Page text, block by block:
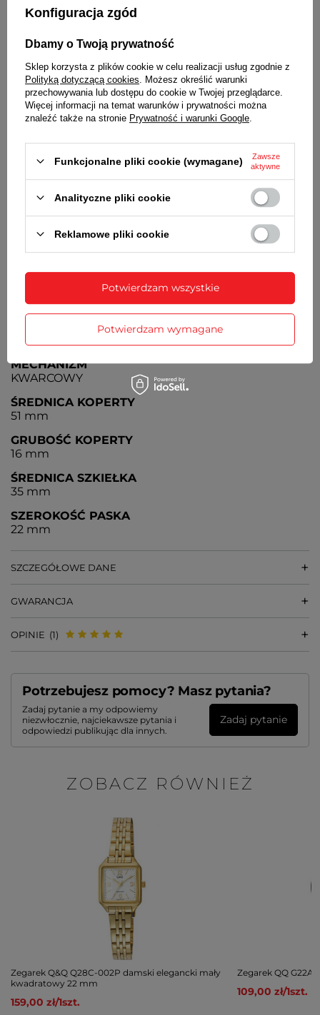
W pełni automatyczny kalendarz uwzględniający
lata przestępne
ALARM
5 niezależnych alarmów
Stoper z dokładnością do 1/100 sekundy, zakres
pomiaru do 24 godzin
PACEMAKER / METRONOM
Sygnał tempa (pomaga w utrzymaniu równego
tempa podczas ćwiczeń). 10 zdefiniowanych
ustawień
Odliczanie czasu wstecz
BATERIA
Czas działania zegarka bez konieczności wymiany
baterii - 3 lata
MECHANIZM
KWARCOWY
ŚREDNICA KOPERTY
51 mm
GRUBOŚĆ KOPERTY
16 mm
ŚREDNICA SZKIEŁKA
35 mm
SZEROKOŚĆ PASKA
22 mm
SZCZEGÓŁOWE DANE
GWARANCJA
OPINIE (1)
Potrzebujesz pomocy? Masz pytania?
Zadaj pytanie a my odpowiemy
niezwłocznie, najciekawsze pytania i
odpowiedzi publikując dla innych.
Zadaj pytanie
ZOBACZ RÓWNIEŻ
Zegarek Q&Q Q28C-002P damski elegancki mały
kwadratowy 22 mm
159,00 zł/1szt.
Zegarek QQ
109,00 zł/1szt.
Konfiguracja zgód
Dbamy o Twoją prywatność
Sklep korzysta z plików cookie w celu realizacji usług zgodnie z
Polityką dotyczącą cookies . Możesz określić warunki
przechowywania lub dostępu do cookie w Twojej przeglądarce.
Więcej informacji na temat warunków i prywatności można
znaleźć także na stronie Prywatność i warunki Google
Funkcjonalne pliki cookie (wymagane)
Zawsze
aktywne
Analityczne pliki cookie
Reklamowe pliki cookie
Potwierdzam wymagane
Potwierdzam wszystkie